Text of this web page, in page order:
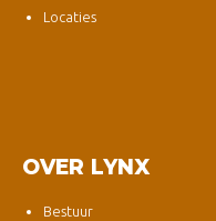
Locaties
OVER LYNX
Bestuur